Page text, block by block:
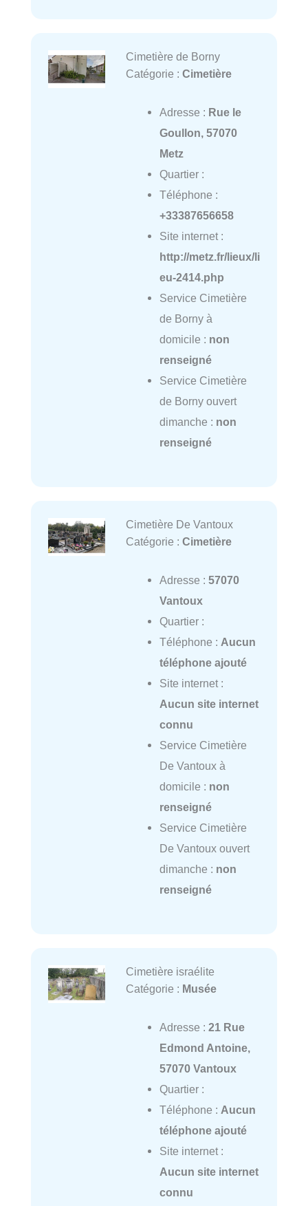
Cimetière de Borny
Catégorie : Cimetière
Adresse : Rue le
Goullon, 57070
Metz
Quartier :
Téléphone :
+33387656658
Site internet :
http://metz.fr/lieux/li
eu-2414.php
Service Cimetière
de Borny à
domicile : non
renseigné
Service Cimetière
de Borny ouvert
dimanche : non
renseigné
Cimetière De Vantoux
Catégorie : Cimetière
Adresse : 57070
Vantoux
Quartier :
Téléphone : Aucun
téléphone ajouté
Site internet :
Aucun site internet
connu
Service Cimetière
De Vantoux à
domicile : non
renseigné
Service Cimetière
De Vantoux ouvert
dimanche : non
renseigné
Cimetière israélite
Catégorie : Musée
Adresse : 21 Rue
Edmond Antoine,
57070 Vantoux
Quartier :
Téléphone : Aucun
téléphone ajouté
Site internet :
Aucun site internet
connu